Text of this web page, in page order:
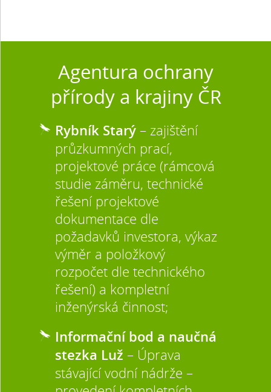
Agentura ochrany
přírody a krajiny ČR
Rybník Starý– zajištění
průzkumných prací,
projektové práce (rámcová
studie záměru, technické
řešení projektové
dokumentace dle
požadavků investora, výkaz
výměr a položkový
rozpočet dle technického
řešení) a kompletní
inženýrská činnost;
Informační bod a naučná
stezka Luž – Úprava
stávající vodní nádrže –